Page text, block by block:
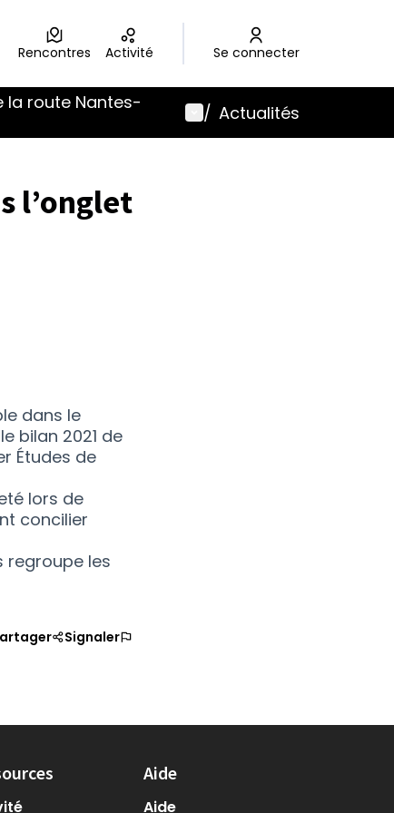
Rencontres Activité Se connecter
la route Nantes-
Menu utilisateur
/ Actualités
l’onglet
dans le
onglet)
le bilan 2021 de
Études de
lors de
onglet)
concilier
regroupe les
Signaler
Aide
Aide